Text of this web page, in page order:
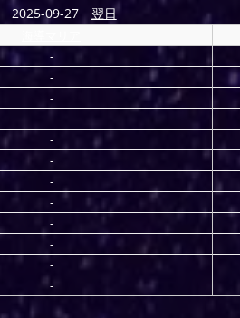
2025-09-27 翌日
-
-
-
-
-
-
-
-
-
-
-
-